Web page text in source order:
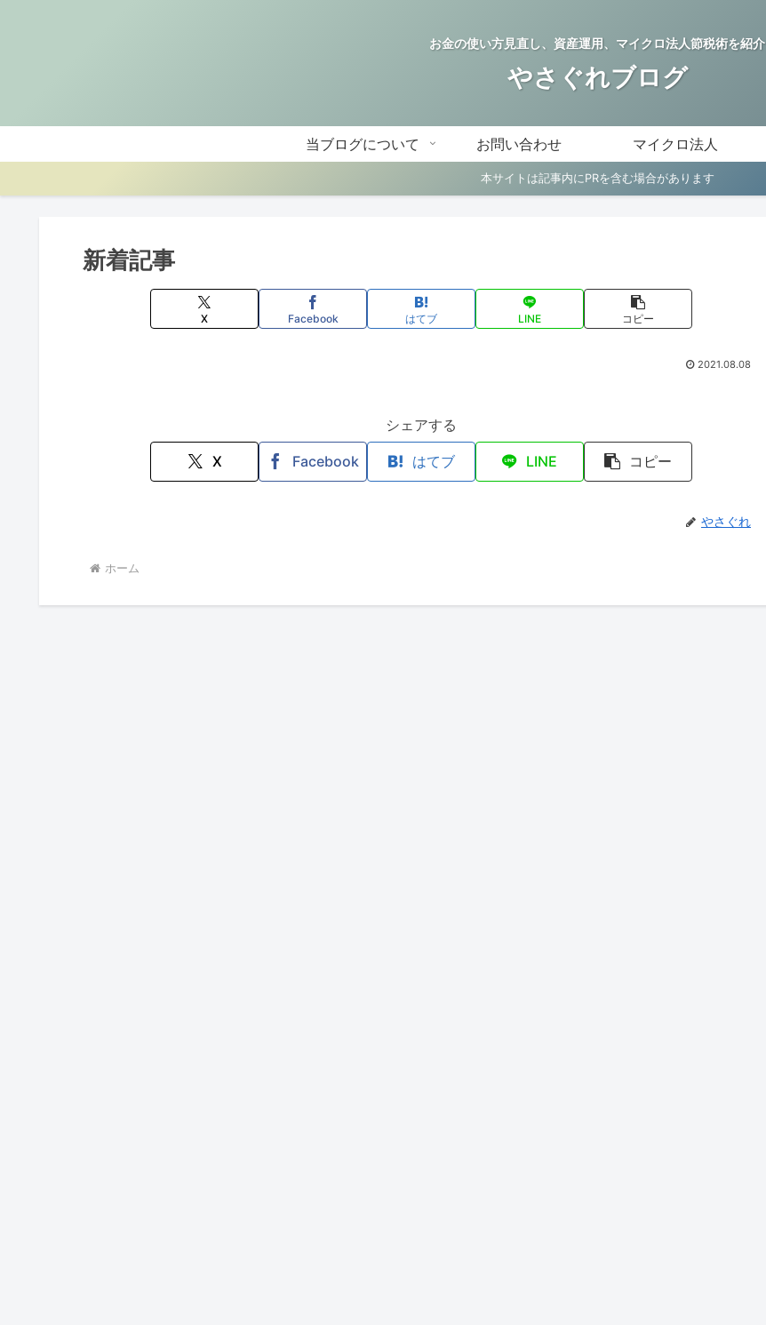
お金の使い方見直し、資産運用、マイクロ法人節税術を紹介
やさぐれブログ
当ブログについて お問い合わせ マイクロ法人
本サイトは記事内にPRを含む場合があります
新着記事
X Facebook はてブ LINE コピー
2021.08.08
シェアする
X Facebook はてブ LINE コピー
やさぐれ
ホーム